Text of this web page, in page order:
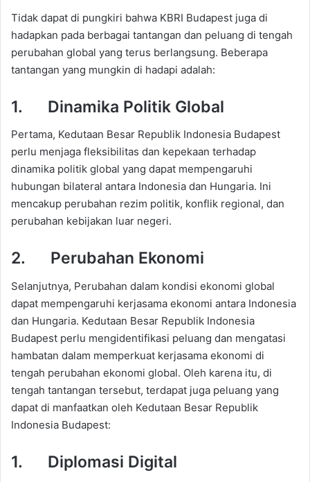
Tidak dapat di pungkiri bahwa KBRI Budapest juga di
hadapkan pada berbagai tantangan dan peluang di tengah
perubahan global yang terus berlangsung. Beberapa
tantangan yang mungkin di hadapi adalah:
1. Dinamika Politik Global
Pertama, Kedutaan Besar Republik Indonesia Budapest
perlu menjaga fleksibilitas dan kepekaan terhadap
dinamika politik global yang dapat mempengaruhi
hubungan bilateral antara Indonesia dan Hungaria. Ini
mencakup perubahan rezim politik, konflik regional, dan
perubahan kebijakan luar negeri.
2. Perubahan Ekonomi
Selanjutnya, Perubahan dalam kondisi ekonomi global
dapat mempengaruhi kerjasama ekonomi antara Indonesia
dan Hungaria. Kedutaan Besar Republik Indonesia
Budapest perlu mengidentifikasi peluang dan mengatasi
hambatan dalam memperkuat kerjasama ekonomi di
tengah perubahan ekonomi global. Oleh karena itu, di
tengah tantangan tersebut, terdapat juga peluang yang
dapat di manfaatkan oleh Kedutaan Besar Republik
Indonesia Budapest:
1. Diplomasi Digital